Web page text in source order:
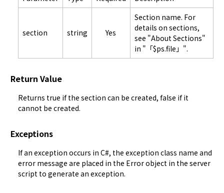
section string Yes
Section name. For
details on sections,
see "About Sections"
in "「$ps.file」".
Return Value
Returns true if the section can be created, false if it
cannot be created.
Exceptions
If an exception occurs in C#, the exception class name and
error message are placed in the Error object in the server
script to generate an exception.